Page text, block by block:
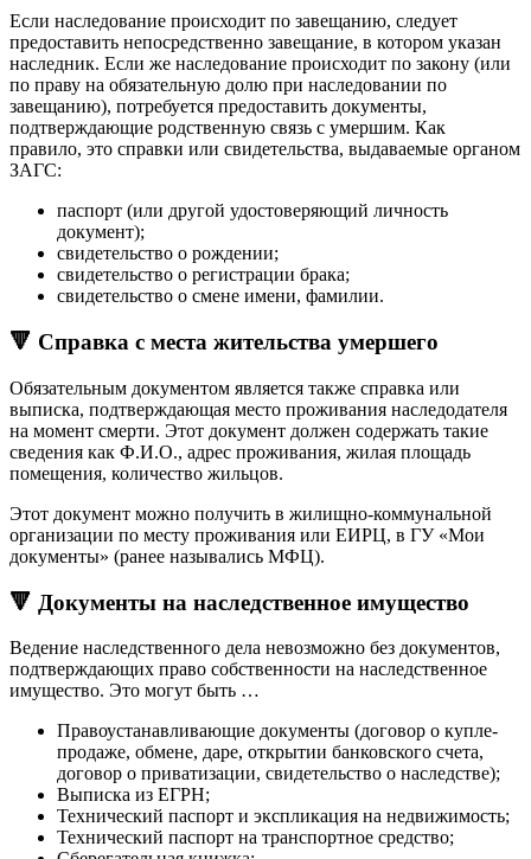
Если наследование происходит по завещанию, следует
предоставить непосредственно завещание, в котором указан
наследник. Если же наследование происходит по закону (или
по праву на обязательную долю при наследовании по
завещанию), потребуется предоставить документы,
подтверждающие родственную связь с умершим. Как
правило, это справки или свидетельства, выдаваемые органом
ЗАГС:
паспорт (или другой удостоверяющий личность
документ);
свидетельство о рождении;
свидетельство о регистрации брака;
свидетельство о смене имени, фамилии.
🔻 Справка с места жительства умершего
Обязательным документом является также справка или
выписка, подтверждающая место проживания наследодателя
на момент смерти. Этот документ должен содержать такие
сведения как Ф.И.О., адрес проживания, жилая площадь
помещения, количество жильцов.
Этот документ можно получить в жилищно-коммунальной
организации по месту проживания или ЕИРЦ, в ГУ «Мои
документы» (ранее назывались МФЦ).
🔻 Документы на наследственное имущество
Ведение наследственного дела невозможно без документов,
подтверждающих право собственности на наследственное
имущество. Это могут быть …
Правоустанавливающие документы (договор о купле-
продаже, обмене, даре, открытии банковского счета,
договор о приватизации, свидетельство о наследстве);
Выписка из ЕГРН;
Технический паспорт и экспликация на недвижимость;
Технический паспорт на транспортное средство;